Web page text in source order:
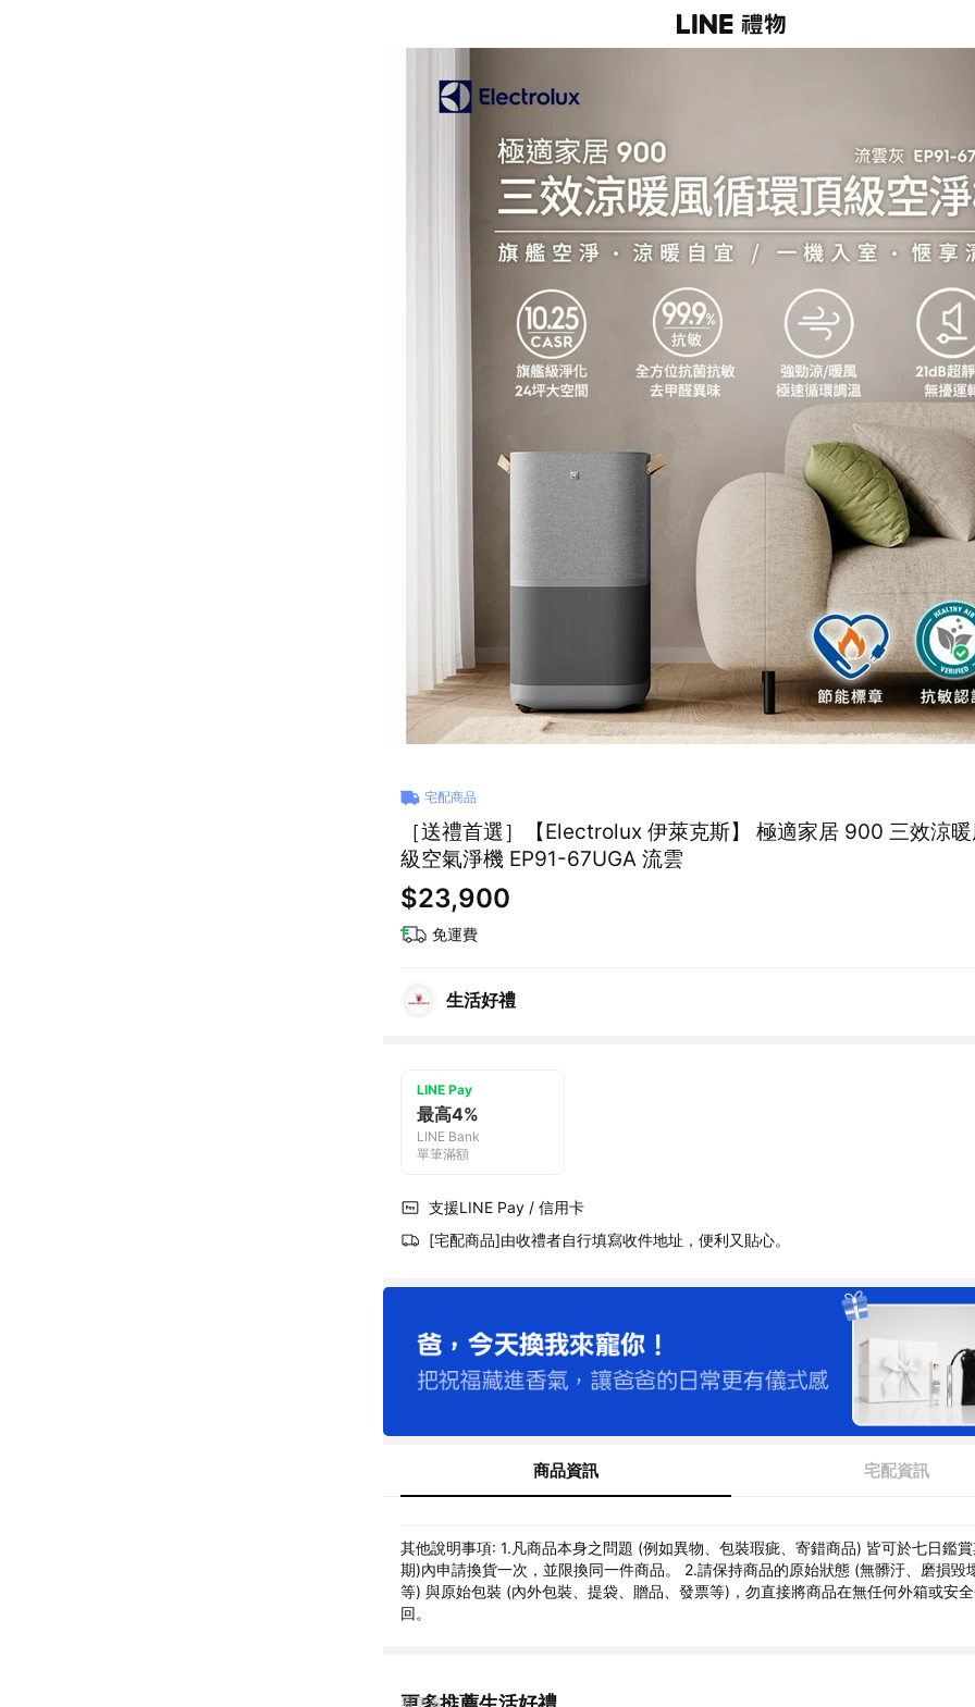
宅配商品
［送禮首選］【Electrolux 伊萊克斯】 極適家居 900 三效涼
級空氣淨機 EP91-67UGA 流雲
$23,900
免運費
生活好禮
LINE Pay
最高4%
LINE Bank
單筆滿額
支援LINE Pay / 信用卡
[宅配商品]由收禮者自行填寫收件地址，便利又貼心。
商品資訊 宅配資訊
其他說明事項: 1.凡商品本身之問題 (例如異物、包裝瑕疵、寄錯商品) 皆可於七日鑑
期)內申請換貨一次，並限換同一件商品。 2.請保持商品的原始狀態 (無髒汙、磨損毀
等) 與原始包裝 (內外包裝、提袋、贈品、發票等)，勿直接將商品在無任何外箱或安
回。
看更多